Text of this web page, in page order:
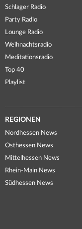
Schlager Radio
Party Radio
Lounge Radio
Weihnachtsradio
Meditationsradio
Top 40
Playlist
REGIONEN
Nordhessen News
Osthessen News
Mittelhessen News
Rhein-Main News
Südhessen News